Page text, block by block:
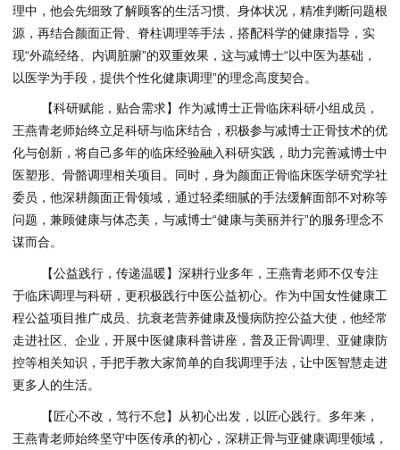
理中，他会先细致了解顾客的生活习惯、身体状况，精准判断问题根
源，再结合颜面正骨、脊柱调理等手法，搭配科学的健康指导，实
现“外疏经络、内调脏腑”的双重效果，这与减博士“以中医为基础，
以医学为手段，提供个性化健康调理”的理念高度契合。
【科研赋能，贴合需求】作为减博士正骨临床科研小组成员，
王燕青老师始终立足科研与临床结合，积极参与减博士正骨技术的优
化与创新，将自己多年的临床经验融入科研实践，助力完善减博士中
医塑形、骨骼调理相关项目。同时，身为颜面正骨临床医学研究学社
委员，他深耕颜面正骨领域，通过轻柔细腻的手法缓解面部不对称等
问题，兼顾健康与体态美，与减博士“健康与美丽并行”的服务理念不
谋而合。
【公益践行，传递温暖】深耕行业多年，王燕青老师不仅专注
于临床调理与科研，更积极践行中医公益初心。作为中国女性健康工
程公益项目推广成员、抗衰老营养健康及慢病防控公益大使，他经常
走进社区、企业，开展中医健康科普讲座，普及正骨调理、亚健康防
控等相关知识，手把手教大家简单的自我调理手法，让中医智慧走进
更多人的生活。
【匠心不改，笃行不怠】从初心出发，以匠心践行。多年来，
王燕青老师始终坚守中医传承的初心，深耕正骨与亚健康调理领域，